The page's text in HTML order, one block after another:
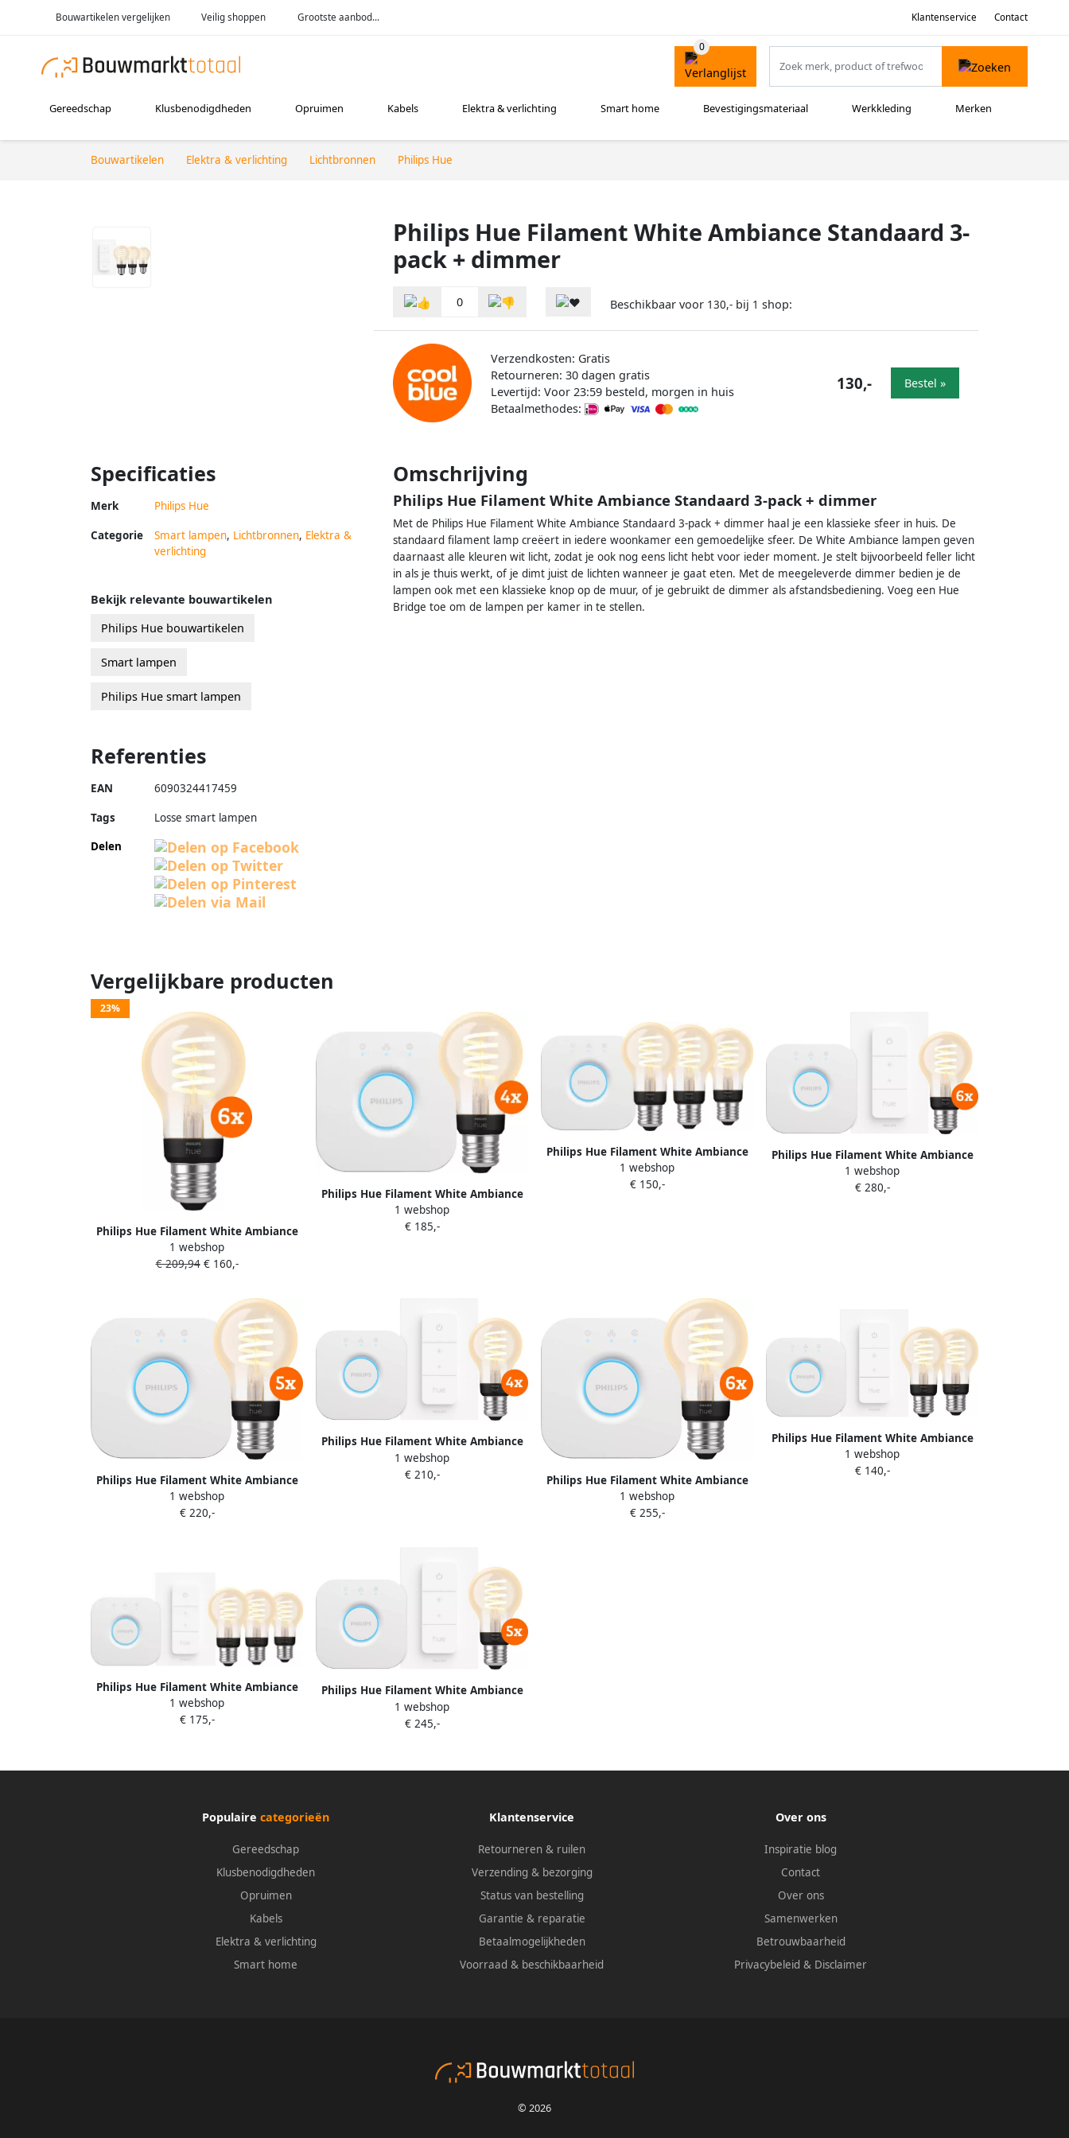
Bouwartikelen vergelijken Veilig shoppen Grootste aanbod... Klantenservice Contact
Gereedschap Klusbenodigdheden Opruimen Kabels Elektra & verlichting Smart home Bevestigingsmateriaal Werkkleding Merken
Bouwartikelen Elektra & verlichting Lichtbronnen Philips Hue
Philips Hue Filament White Ambiance Standaard 3-
pack + dimmer
0 Beschikbaar voor 130,- bij 1 shop:
Verzendkosten: Gratis
Retourneren: 30 dagen gratis
Levertijd: Voor 23:59 besteld, morgen in huis
Betaalmethodes:
130,- Bestel »
Specificaties
Merk Philips Hue
Categorie Smart lampen, Lichtbronnen, Elektra &
verlichting
Omschrijving
Philips Hue Filament White Ambiance Standaard 3-pack + dimmer
Met de Philips Hue Filament White Ambiance Standaard 3-pack + dimmer haal je een klassieke sfeer in huis. De
standaard filament lamp creëert in iedere woonkamer een gemoedelijke sfeer. De White Ambiance lampen geven
daarnaast alle kleuren wit licht, zodat je ook nog eens licht hebt voor ieder moment. Je stelt bijvoorbeeld feller licht
in als je thuis werkt, of je dimt juist de lichten wanneer je gaat eten. Met de meegeleverde dimmer bedien je de
lampen ook met een klassieke knop op de muur, of je gebruikt de dimmer als afstandsbediening. Voeg een Hue
Bridge toe om de lampen per kamer in te stellen.
Bekijk relevante bouwartikelen
Philips Hue bouwartikelen
Smart lampen
Philips Hue smart lampen
Referenties
EAN 6090324417459
Tags
Losse smart lampen
Delen
Vergelijkbare producten
23%
Philips Hue Filament White Ambiance
Standaard 6-pack
1 webshop
€ 209,94€ 160,-
Philips Hue Filament White Ambiance
Standaard 4-Pack + Bridge
1 webshop
€ 185,-
Philips Hue Filament White Ambiance
Standaard 3-Pack + Bridge
1 webshop
€ 150,-
Philips Hue Filament White Ambiance
Standaard 6-Pack Startpakket
1 webshop
€ 280,-
Philips Hue Filament White Ambiance
Standaard 5-Pack + Bridge
1 webshop
€ 220,-
Philips Hue Filament White Ambiance
Standaard 4-Pack Startpakket
1 webshop
€ 210,-
Philips Hue Filament White Ambiance
Standaard 6-Pack + Bridge
1 webshop
€ 255,-
Philips Hue Filament White Ambiance
Standaard 2-Pack Startpakket
1 webshop
€ 140,-
Philips Hue Filament White Ambiance
Standaard 3-Pack Startpakket
1 webshop
€ 175,-
Philips Hue Filament White Ambiance
Standaard 5-Pack Startpakket
1 webshop
€ 245,-
Populaire categorieën
Gereedschap
Klusbenodigdheden
Opruimen
Kabels
Elektra & verlichting
Smart home
Klantenservice
Retourneren & ruilen
Verzending & bezorging
Status van bestelling
Garantie & reparatie
Betaalmogelijkheden
Voorraad & beschikbaarheid
Over ons
Inspiratie blog
Contact
Over ons
Samenwerken
Betrouwbaarheid
Privacybeleid & Disclaimer
© 2026